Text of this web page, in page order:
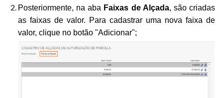
Posteriormente, na aba Faixas de Alçada, são criadas
as faixas de valor. Para cadastrar uma nova faixa de
valor, clique no botão "Adicionar";